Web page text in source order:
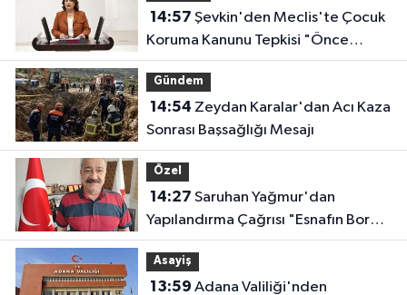
14:57
Koruma Kanunu Tepkisi "Önce
Bataklığı Kurutmak Zorundayız"
Gündem
14:54
Sonrası Başsağlığı Mesajı
Özel
14:27
Yapılandırma Çağrısı "Esnafın Borç
Yükü Hafifletilmeli"
Asayiş
13:59